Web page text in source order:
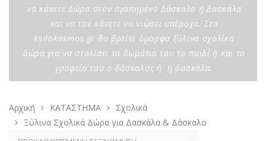
να κάνετε Δώρα στον αγαπημένο Δάσκαλο ή Δασκάλα
και να τον κάνετε να νιώσει υπέροχα. Στο
ksilokosmos.gr θα βρείτε όμορφα ξύλινα σχολίκα
δώρα για να στολίσει το δωμάτιο του το παιδί ή και το
γραφείο του ο δάσκαλος ή η δασκάλα.
Αρχική ΚΑΤΑΣΤΗΜΑ
Σχολικά
Ξύλινα Σχολικά Δώρα για Δασκάλα & Δάσκαλο